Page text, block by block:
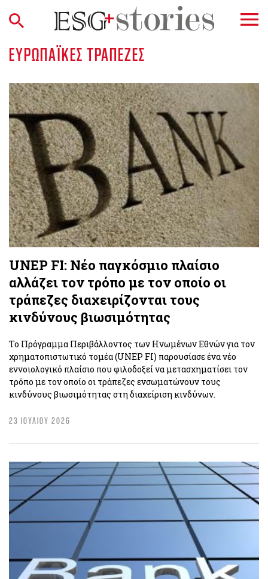
ΕΥΡΩΠΑΪΚΈΣ ΤΡΆΠΕΖΕΣ
UNEP FI: Νέο παγκόσμιο πλαίσιο
αλλάζει τον τρόπο με τον οποίο οι
τράπεζες διαχειρίζονται τους
κινδύνους βιωσιμότητας
Το Πρόγραμμα Περιβάλλοντος των Ηνωμένων Εθνών για τον
χρηματοπιστωτικό τομέα (UNEP FI) παρουσίασε ένα νέο
εννοιολογικό πλαίσιο που φιλοδοξεί να μετασχηματίσει τον
τρόπο με τον οποίο οι τράπεζες ενσωματώνουν τους
κινδύνους βιωσιμότητας στη διαχείριση κινδύνων.
23 ΙΟΥΛΙΟΥ 2026